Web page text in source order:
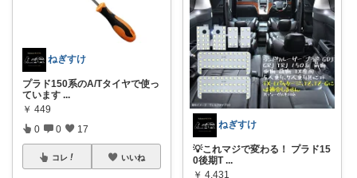
ねぎすけ
プラド150系のA/Tタイヤで使っ
ています ...
￥ 449
0 0 17
コレ いいね
ねぎすけ
💡これマジで変わる！ プラド15
0後期T ...
￥ 4,431